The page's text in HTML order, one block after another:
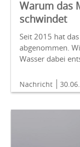
Warum das
schwindet
Seit 2015 hat
abgenommen.
Wasser dabei
Nachricht